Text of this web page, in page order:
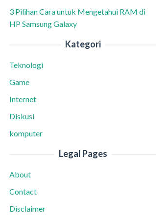
3 Pilihan Cara untuk Mengetahui RAM di
HP Samsung Galaxy
Kategori
Teknologi
Game
Internet
Diskusi
komputer
Legal Pages
About
Contact
Disclaimer